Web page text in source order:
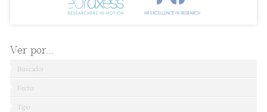
Ver por...
Buscador
Fecha
Tipo